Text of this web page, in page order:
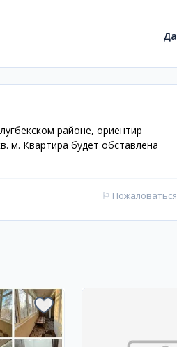
Да
районе, ориентир
м. Квартира будет обставлена
⚐ Пожаловаться